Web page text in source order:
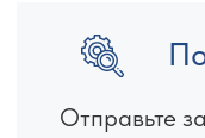
Отправьте